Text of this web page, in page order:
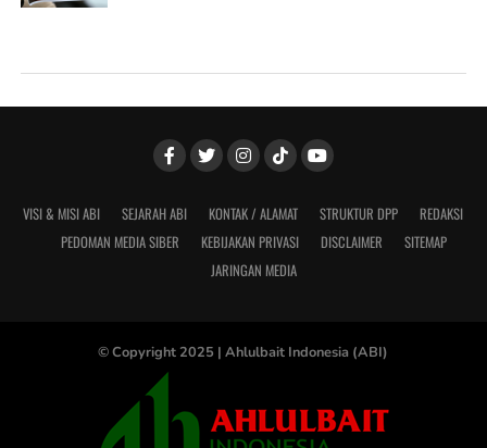
VISI & MISI ABI SEJARAH ABI KONTAK / ALAMAT STRUKTUR DPP
REDAKSI
PEDOMAN MEDIA SIBER
KEBIJAKAN PRIVASI DISCLAIMER
SITEMAP
JARINGAN MEDIA
© Copyright 2025 | Ahlulbait Indonesia (ABI)